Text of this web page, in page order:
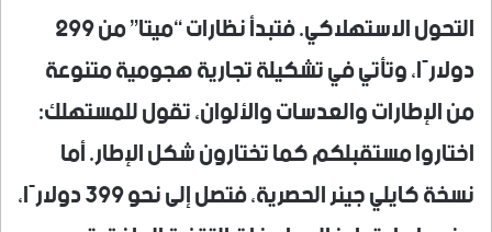
التحول الاستهلاكي. فتبدأ نظارات “ميتا” من 299
دولارًا، وتأتي في تشكيلة تجارية هجومية متنوعة
من الإطارات والعدسات والألوان، تقول للمستهلك:
اختاروا مستقبلكم كما تختارون شكل الإطار. أما
نسخة كايلي جينر الحصرية، فتصل إلى نحو 399 دولارًا،